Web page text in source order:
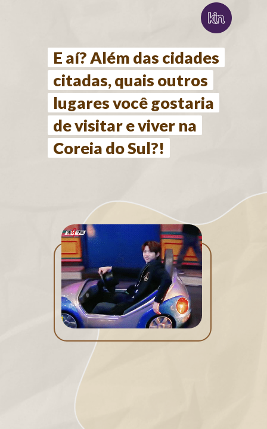
E aí? Além das cidades
citadas, quais outros
lugares você gostaria
de visitar e viver na
Coreia do Sul?!
E aí? Além das cidades
citadas, quais outros
lugares você gostaria
de visitar e viver na
Coreia do Sul?!